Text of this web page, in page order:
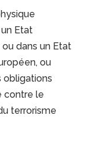
Etat
dans un Etat
ou
obligations
contre le
terrorisme